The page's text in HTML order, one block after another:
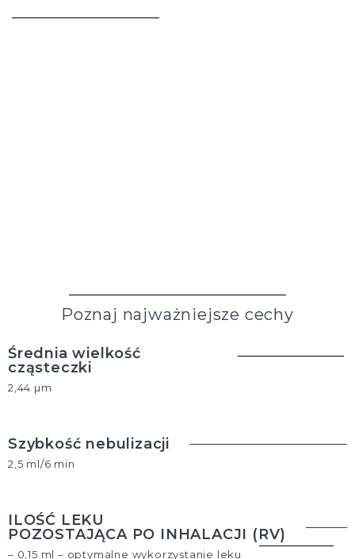
Poznaj najważniejsze cechy
Średnia wielkość
cząsteczki
2,44 µm
Szybkość nebulizacji
2,5 ml/6 min
ILOŚĆ LEKU
POZOSTAJĄCA PO INHALACJI (RV)
– 0,15 ml – optymalne wykorzystanie leku